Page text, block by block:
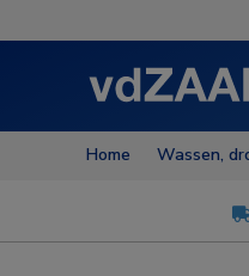
Home Wassen,